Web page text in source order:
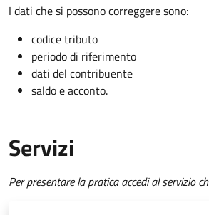
I dati che si possono correggere sono:
codice tributo
periodo di riferimento
dati del contribuente
saldo e acconto.
Servizi
Per presentare la pratica accedi al servizio